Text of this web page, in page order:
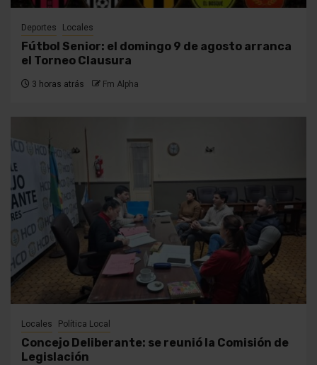
Deportes Locales
Fútbol Senior: el domingo 9 de agosto arranca
el Torneo Clausura
3 horas atrás Fm Alpha
Locales Política Local
Concejo Deliberante: se reunió la Comisión de
Legislación